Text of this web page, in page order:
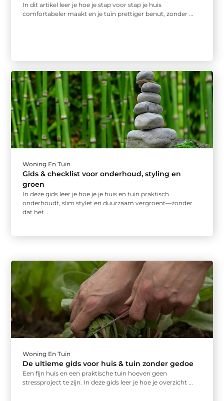
In dit artikel leer je hoe je stap voor stap je huis
comfortabeler maakt en je tuin prettiger benut, zonder ...
Woning En Tuin
Gids & checklist voor onderhoud, styling en
groen
In deze gids leer je hoe je je huis en tuin praktisch
onderhoudt, slim stylet en duurzaam vergroent—zonder
dat het ...
Woning En Tuin
De ultieme gids voor huis & tuin zonder gedoe
Een fijn huis en een praktische tuin hoeven geen
stressproject te zijn. In deze gids leer je hoe je overzicht ...